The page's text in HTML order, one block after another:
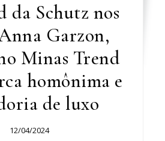
da Schutz nos
Garzon,
Minas Trend
homônima e
de luxo
12/04/2024